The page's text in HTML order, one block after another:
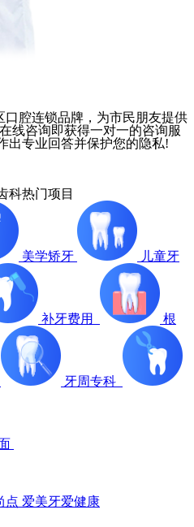
腔连锁品牌，为市民朋友提供
线咨询即获得一对一的咨询服
出专业回答并保护您的隐私!
科热门项目
美学矫牙 儿童牙
补牙费用 根
牙周专科
点 爱美牙爱健康